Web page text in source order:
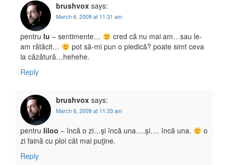
brushvox says:
March 6, 2009 at 11:31 am
pentru lu – sentimente…
cred că nu mai am…sau le-
am rătăcit…
pot să-mi pun o piedică? poate simt ceva
la căzătură…hehehe.
Reply
brushvox says:
March 6, 2009 at 11:33 am
pentru liloo – încă o zi…şi încă una….şi…. încă una.
o
zi faină cu ploi cât mai puţine.
Reply